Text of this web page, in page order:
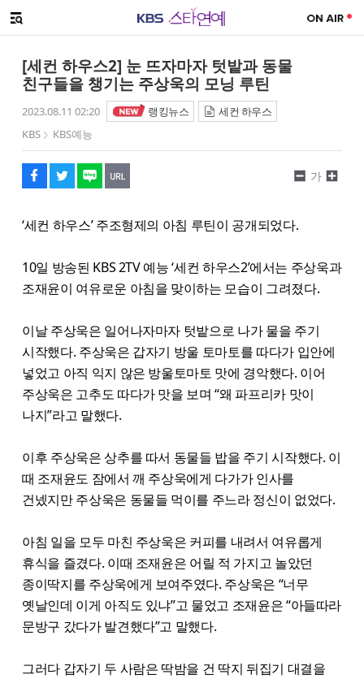
메뉴 열기
[세컨 하우스2] 눈 뜨자마자 텃밭과 동물
친구들을 챙기는 주상욱의 모닝 루틴
2023.08.11 02:20 랭킹뉴스
세컨 하우스
KBS
KBS예능
페이스북
트위터
네이버
URL복사
글씨 작게보기
가
글씨 크게보기
‘세컨 하우스’ 주조형제의 아침 루틴이 공개되었다.
10일 방송된 KBS 2TV 예능 ‘세컨 하우스2’에서는 주상욱과
조재윤이 여유로운 아침을 맞이하는 모습이 그려졌다.
이날 주상욱은 일어나자마자 텃밭으로 나가 물을 주기
시작했다. 주상욱은 갑자기 방울 토마토를 따다가 입안에
넣었고 아직 익지 않은 방울토마토 맛에 경악했다. 이어
주상욱은 고추도 따다가 맛을 보며 “왜 파프리카 맛이
나지”라고 말했다.
이후 주상욱은 상추를 따서 동물들 밥을 주기 시작했다. 이
때 조재윤도 잠에서 깨 주상욱에게 다가가 인사를
건넸지만 주상욱은 동물들 먹이를 주느라 정신이 없었다.
아침 일을 모두 마친 주상욱은 커피를 내려서 여유롭게
휴식을 즐겼다. 이때 조재윤은 어릴 적 가지고 놀았던
종이딱지를 주상욱에게 보여주였다. 주상욱은 “너무
옛날인데 이게 아직도 있냐”고 물었고 조재윤은 “아들따라
문방구 갔다가 발견했다”고 말했다.
그러다 갑자기 두 사람은 딱밤을 건 딱지 뒤집기 대결을